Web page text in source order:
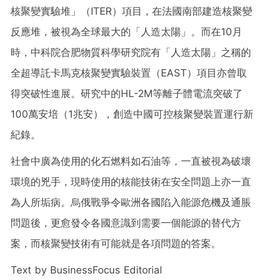
核聚變實驗堆」（ITER）項目，在法國南部建造核聚變
反應堆，被視為全球最大的「人造太陽」。而在10月
時，中科院合肥物質科學研究院有「人造太陽」之稱的
全超導託卡馬克核聚變實驗裝置（EAST）項目亦曾取
得突破性進展。研究中的HL-2M等離子體電流突破了
100萬安培（1兆安），創造中國可控核聚變裝置運行新
紀錄。
社會中廣為使用的化石燃料如石油等，一直被視為破壞
環境的兇手，現時使用的核能技術在安全問題上亦一直
為人所垢病。烏俄戰爭令歐洲各國陷入能源危機及通脹
問題後，更愈發令各國意識到需要一個能源的替代方
案，而核聚變技術有可能就是各項問題的答案。
Text by BusinessFocus Editorial